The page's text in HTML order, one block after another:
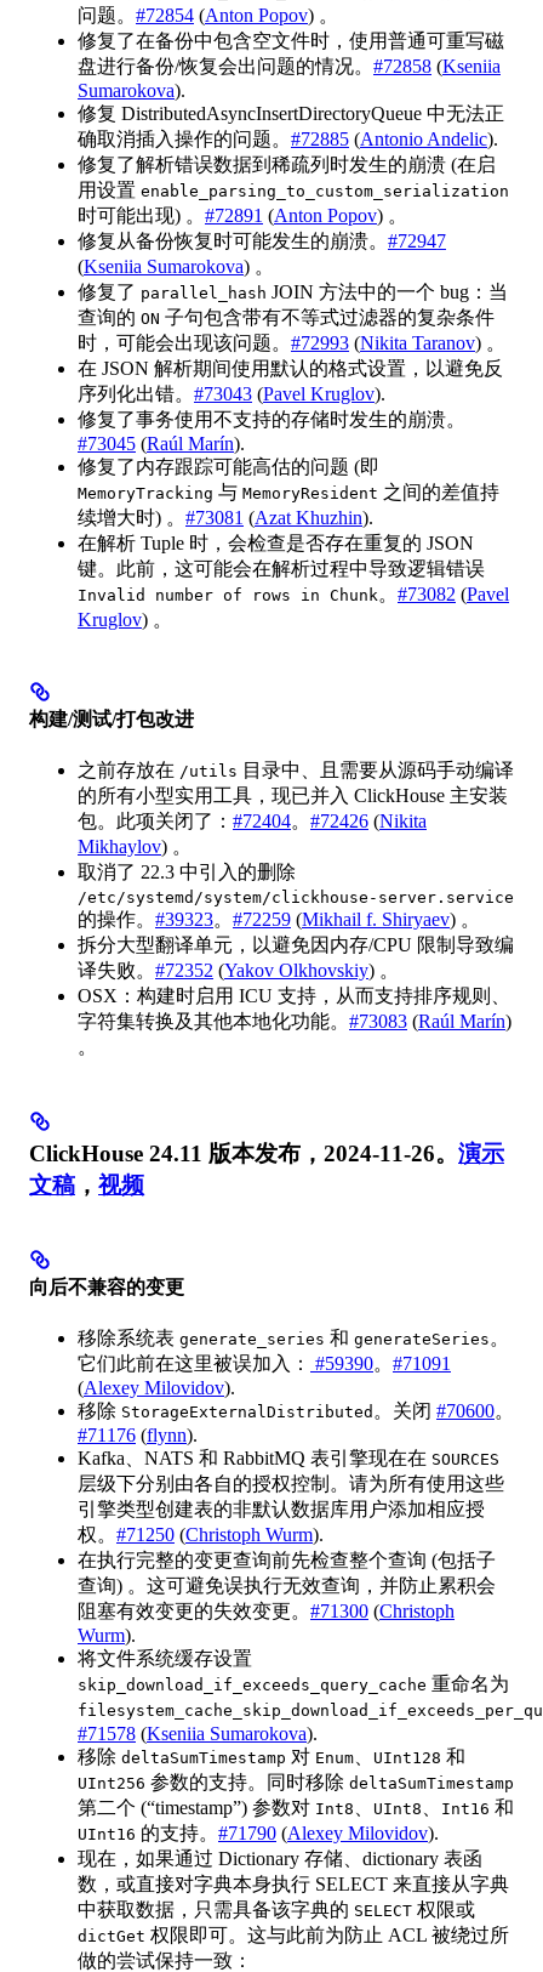
问题。 #72854 (Anton Popov) 。
修复了在备份中包含空文件时，使用普通可重写磁
盘进行备份/恢复会出问题的情况。 #72858 (Kseniia
Sumarokova).
修复 DistributedAsyncInsertDirectoryQueue 中无法正
确取消插入操作的问题。 #72885 (Antonio Andelic).
修复了解析错误数据到稀疏列时发生的崩溃 (在启
用设置 enable_parsing_to_custom_serialization
时可能出现) 。 #72891 (Anton Popov) 。
修复从备份恢复时可能发生的崩溃。 #72947
(Kseniia Sumarokova) 。
修复了 parallel_hash JOIN 方法中的一个 bug：当
查询的 ON 子句包含带有不等式过滤器的复杂条件
时，可能会出现该问题。 #72993 (Nikita Taranov) 。
在 JSON 解析期间使用默认的格式设置，以避免反
序列化出错。 #73043 (Pavel Kruglov).
修复了事务使用不支持的存储时发生的崩溃。
#73045 (Raúl Marín).
修复了内存跟踪可能高估的问题 (即
MemoryTracking 与 MemoryResident 之间的差值持
续增大时) 。 #73081 (Azat Khuzhin).
在解析 Tuple 时，会检查是否存在重复的 JSON
键。此前，这可能会在解析过程中导致逻辑错误
Invalid number of rows in Chunk 。 #73082 (Pavel
Kruglov) 。
构建/测试/打包改进
之前存放在 /utils 目录中、且需要从源码手动编译
的所有小型实用工具，现已并入 ClickHouse 主安装
包。此项关闭了： #72404。 #72426 (Nikita
Mikhaylov) 。
取消了 22.3 中引入的删除
/etc/systemd/system/clickhouse-server.service
的操作。 #39323。 #72259 (Mikhail f. Shiryaev) 。
拆分大型翻译单元，以避免因内存/CPU 限制导致编
译失败。 #72352 (Yakov Olkhovskiy) 。
OSX：构建时启用 ICU 支持，从而支持排序规则、
字符集转换及其他本地化功能。 #73083 (Raúl Marín)
。
ClickHouse 24.11 版本发布，2024-11-26。 演示
文稿 ， 视频
向后不兼容的变更
移除系统表 generate_series 和 generateSeries 。
它们此前在这里被误加入：
#59390。 #71091
(Alexey Milovidov).
移除 StorageExternalDistributed 。关闭 #70600。
#71176 (flynn).
Kafka、NATS 和 RabbitMQ 表引擎现在在 SOURCES
层级下分别由各自的授权控制。请为所有使用这些
引擎类型创建表的非默认数据库用户添加相应授
权。 #71250 (Christoph Wurm).
在执行完整的变更查询前先检查整个查询 (包括子
查询) 。这可避免误执行无效查询，并防止累积会
阻塞有效变更的失效变更。 #71300 (Christoph
Wurm).
将文件系统缓存设置
skip_download_if_exceeds_query_cache 重命名为
#71578 (Kseniia Sumarokova).
移除 deltaSumTimestamp 对 Enum UInt128 和
UInt256 参数的支持。同时移除 deltaSumTimestamp
第二个 (“timestamp”) 参数对 Int8 UInt8 Int16 和
UInt16 的支持。 #71790 (Alexey Milovidov).
现在，如果通过 Dictionary 存储、dictionary 表函
数，或直接对字典本身执行 SELECT 来直接从字典
中获取数据，只需具备该字典的 SELECT 权限或
dictGet 权限即可。这与此前为防止 ACL 被绕过所
做的尝试保持一致：